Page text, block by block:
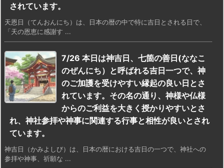
されています。
天恩日（てんおんにち）は、日本の暦の中で特に吉日とされる日で、
「天の恩恵に感謝す ...
7/26 本日は神吉日、七箇の善日(ななこ
のぜんにち）と呼ばれる吉日一つで、神
のご加護を受けやすい縁起の良い日とさ
れています。その名の通り、神様や仏様
からのご利益を大きく授かりやすいとさ
れ、神社参拝や神事に関連する行事と相性が良いとされ
ています。
神吉日（かみよしび）は、日本の暦における吉日の一つで、神社への
参拝や神事、祈願な ...